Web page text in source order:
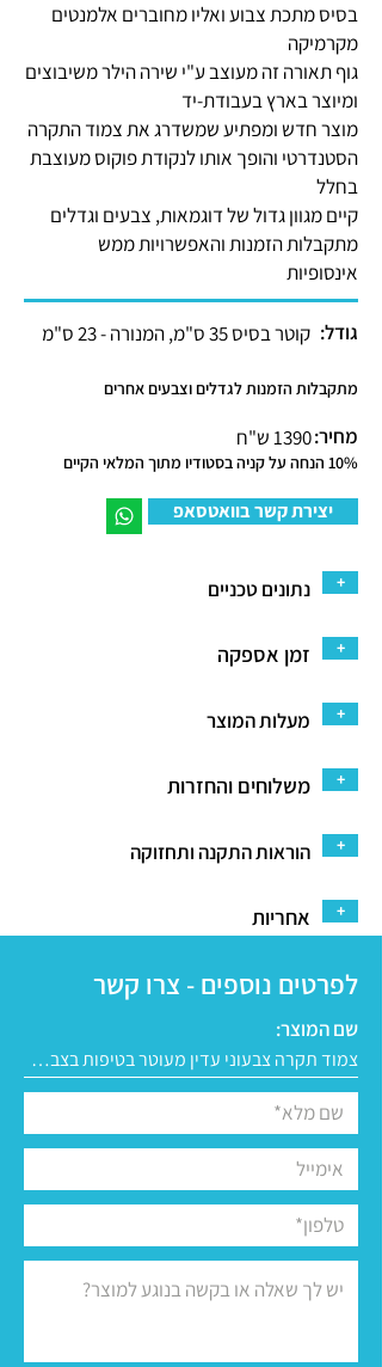
בסיס מתכת צבוע ואליו מחוברים אלמנטים
מקרמיקה
גוף תאורה זה מעוצב ע"י שירה הילר משיבוצים
ומיוצר בארץ בעבודת-יד
מוצר חדש ומפתיע שמשדרג את צמוד התקרה
הסטנדרטי והופך אותו לנקודת פוקוס מעוצבת
בחלל
קיים מגוון גדול של דוגמאות, צבעים וגדלים
מתקבלות הזמנות והאפשרויות ממש
אינסופיות
קוטר בסיס 35 ס"מ, המנורה - 23 ס"מ גודל:
מתקבלות הזמנות לגדלים וצבעים אחרים
1390 ש"חמחיר:
10% הנחה על קניה בסטודיו מתוך המלאי הקיים
יצירת קשר בוואטסאפ
נתונים טכניים +
זמן אספקה +
מעלות המוצר +
משלוחים והחזרות +
הוראות התקנה ותחזוקה +
אחריות +
לפרטים נוספים - צרו קשר
שם המוצר: